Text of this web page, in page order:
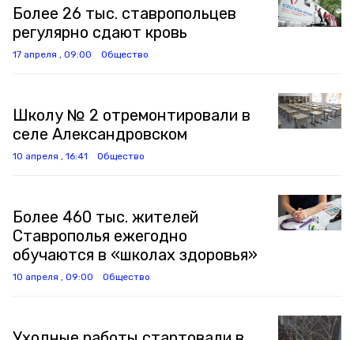
Более 26 тыс. ставропольцев
регулярно сдают кровь
17 апреля , 09:00 Общество
Школу № 2 отремонтировали в
селе Александровском
10 апреля , 16:41 Общество
Более 460 тыс. жителей
Ставрополья ежегодно
обучаются в «школах здоровья»
10 апреля , 09:00 Общество